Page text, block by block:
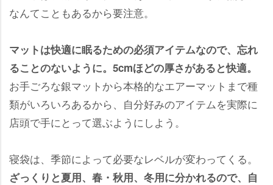
なんてこともあるから要注意。
マットは快適に眠るための必須アイテムなので、忘れ
ることのないように。5cmほどの厚さがあると快適。
お手ごろな銀マットから本格的なエアーマットまで種
類がいろいろあるから、自分好みのアイテムを実際に
店頭で手にとって選ぶようにしよう。
寝袋は、季節によって必要なレベルが変わってくる。
ざっくりと夏用、春・秋用、冬用に分かれるので、自